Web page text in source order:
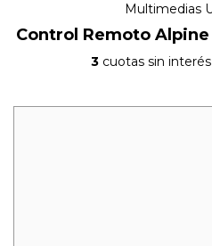
Multimedias
Control Remoto
3 cuotas sin